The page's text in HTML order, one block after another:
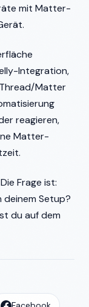
mit Matter-
Integration,
Thread/Matter
reagieren,
Matter-
Frage ist:
deinem Setup?
du auf dem